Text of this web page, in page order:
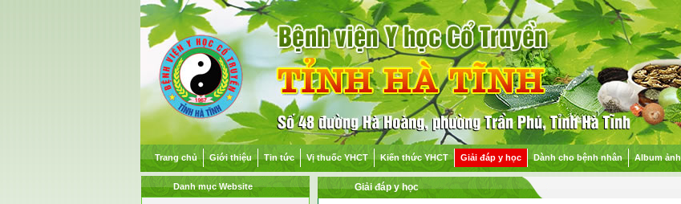
Trang chủ Giới thiệu Tin tức Vị thuốc YHCT Kiến thức YHCT Giải đáp y học Dành cho bệnh nhân Album ảnh
Danh mục Website Giải đáp y học